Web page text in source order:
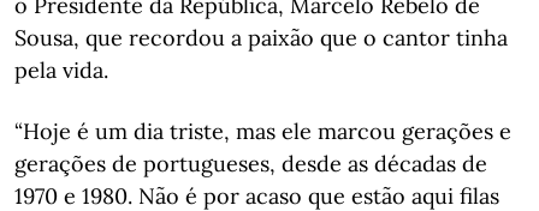
Sousa, que recordou a paixão que o cantor tinha
pela vida.
“Hoje é um dia triste, mas ele marcou gerações e
gerações de portugueses, desde as décadas de
1970 e 1980. Não é por acaso que estão aqui filas